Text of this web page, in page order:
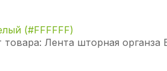
(#FFFFFF)
товара:Лента шторная